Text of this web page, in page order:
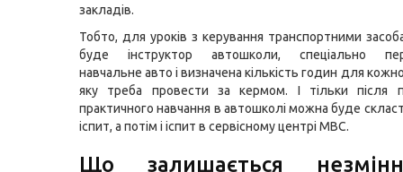
закладів.
Тобто, для уроків з керування транспортними
буде інструктор автошколи, спеціально
навчальне авто і визначена кількість годин для
яку треба провести за кермом. І тільки після
практичного навчання в автошколі можна буде
іспит, а потім і іспит в сервісному центрі МВС.
Що залишається